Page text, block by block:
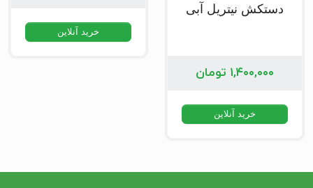
دستکش نیتریل آبی
۱,۴۰۰,۰۰۰ تومان
خرید آنلاین
خرید آنلاین